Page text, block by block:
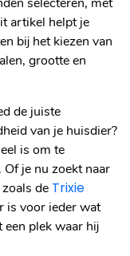
artikel helpt je
bij het kiezen van
grootte en
de juiste
van je huisdier?
is om te
je nu zoekt naar
de Trixie
is voor ieder wat
een plek waar hij